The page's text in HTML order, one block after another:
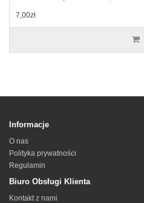
7,00zł
Informacje
O nas
Polityka prywatności
Regulamin
Biuro Obsługi Klienta
Kontakt z nami